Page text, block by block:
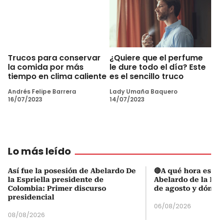
Trucos para conservar
la comida por más
tiempo en clima caliente
Andrés Felipe Barrera
16/07/2023
¿Quiere que el perfume
le dure todo el día? Este
es el sencillo truco
Lady Umaña Baquero
14/07/2023
Lo más leído
Así fue la posesión de Abelardo De
la Espriella presidente de
Colombia: Primer discurso
presidencial
08/08/2026
🔴A qué hora es
Abelardo de la
de agosto y
06/08/2026